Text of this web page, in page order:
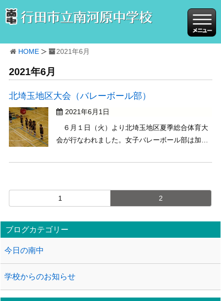
HOME 2021年6月
2021年6月
北埼玉地区大会（バレーボール部）
2021年6月1日
６月１日（火）より北埼玉地区夏季総合体育大
会が行なわれました。女子バレーボール部は加
転負けをしてしまいました。しかし、選手は最後
を追いかけ続けました。これがバレーボール部と
して最後の試合とな ...
1 2
ブログカテゴリー
今日の南中
学校からのお知らせ